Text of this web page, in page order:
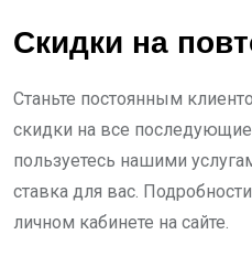
Скидки на
Станьте постоянным
скидки на все
пользуетесь нашими
ставка для вас.
личном кабинете на сайте.